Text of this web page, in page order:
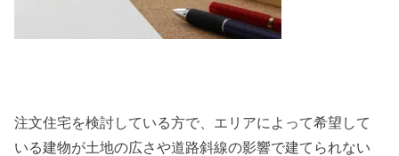
注文住宅を検討している方で、エリアによって希望して
いる建物が土地の広さや道路斜線の影響で建てられない